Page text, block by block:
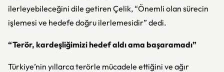
ilerleyebileceğini dile getiren Çelik, “Önemli olan sürecin
işlemesi ve hedefe doğru ilerlemesidir” dedi.
“Terör, kardeşliğimizi hedef aldı ama başaramadı”
Türkiye’nin yıllarca terörle mücadele ettiğini ve ağır